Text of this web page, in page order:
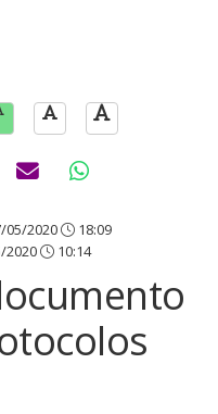
05/2020 18:09
2020 10:14